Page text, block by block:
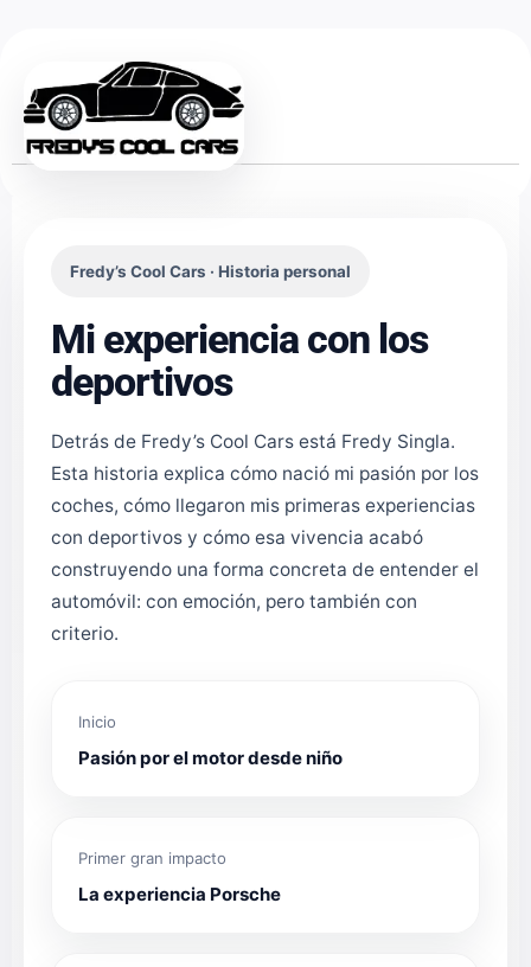
Fredy’s Cool Cars · Historia personal
Mi experiencia con los
deportivos
Detrás de Fredy’s Cool Cars está Fredy Singla.
Esta historia explica cómo nació mi pasión por los
coches, cómo llegaron mis primeras experiencias
con deportivos y cómo esa vivencia acabó
construyendo una forma concreta de entender el
automóvil: con emoción, pero también con
criterio.
Inicio
Pasión por el motor desde niño
Primer gran impacto
La experiencia Porsche